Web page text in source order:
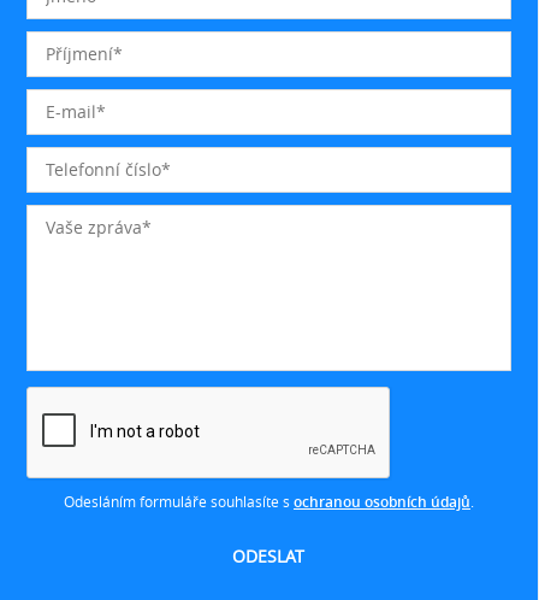
Odesláním formuláře souhlasíte s ochranou osobních údajů